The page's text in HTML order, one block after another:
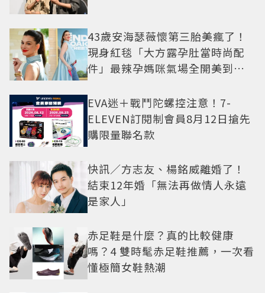
43歲安海瑟薇懷第三胎美瘋了！
現身紅毯「大方露孕肚當時尚配
件」最辣孕媽咪氣場全開美到發
EVA迷＋戰鬥陀螺控注意！7-
ELEVEN訂閱制會員8月12日搶先
購限量聯名款
快訊／方志友、楊銘威離婚了！
結束12年婚「無法再做情人永遠
是家人」
赤足鞋是什麼？真的比較健康
嗎？4 雙時髦赤足鞋推薦，一次看
懂極簡女鞋熱潮